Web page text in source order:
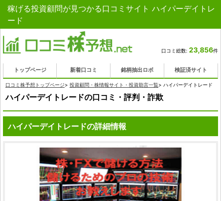
稼げる投資顧問が見つかる口コミサイト ハイパーデイトレ
ード
口コミ総数: 23,856件
トップページ 新着口コミ 銘柄抽出ロボ 検証済サイト
口コミ株予想トップページ> 投資顧問・株情報サイト・投資助言一覧> ハイパーデイトレード
ハイパーデイトレードの口コミ・評判・詐欺
ハイパーデイトレードの詳細情報